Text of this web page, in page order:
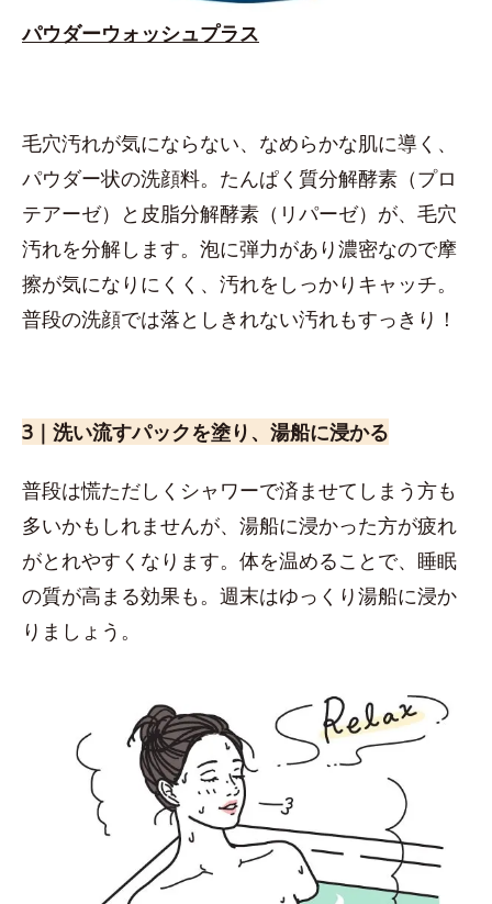
パウダーウォッシュプラス
毛穴汚れが気にならない、なめらかな肌に導く、
パウダー状の洗顔料。たんぱく質分解酵素（プロ
テアーゼ）と皮脂分解酵素（リパーゼ）が、毛穴
汚れを分解します。泡に弾力があり濃密なので摩
擦が気になりにくく、汚れをしっかりキャッチ。
普段の洗顔では落としきれない汚れもすっきり！
3｜洗い流すパックを塗り、湯船に浸かる
普段は慌ただしくシャワーで済ませてしまう方も
多いかもしれませんが、湯船に浸かった方が疲れ
がとれやすくなります。体を温めることで、睡眠
の質が高まる効果も。週末はゆっくり湯船に浸か
りましょう。